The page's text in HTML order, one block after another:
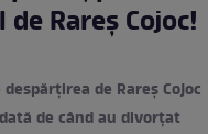
Rareș Cojoc!
de Rareș Cojoc
de când au divorțat